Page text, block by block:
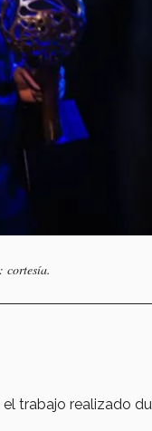
cortesía.
trabajo realizado